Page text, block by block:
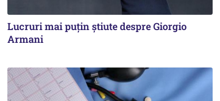
Lucruri mai puțin știute despre Giorgio
Armani